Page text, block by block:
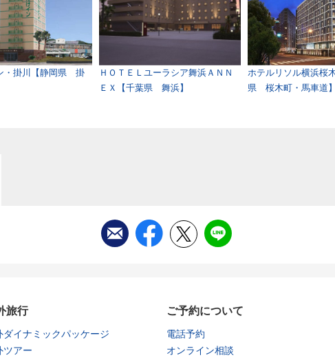
・掛川【静岡県 掛
ＨＯＴＥＬユーラシア舞浜ＡＮＮ
ＥＸ【千葉県 舞浜】
ホテルリソル横浜桜
県 桜木町・馬車道】
旅行
ダイナミックパッケージ
ツアー
ご予約について
電話予約
オンライン相談